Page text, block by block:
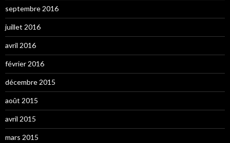
septembre 2016
juillet 2016
avril 2016
février 2016
décembre 2015
août 2015
avril 2015
mars 2015